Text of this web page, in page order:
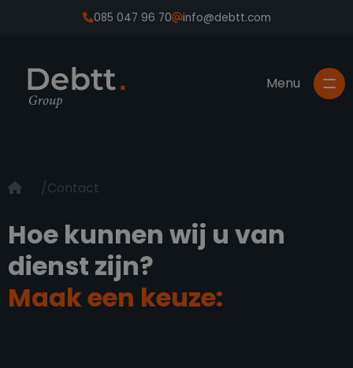
085 047 96 70 info@debtt.com
Contact
Hoe kunnen wij u van
dienst zijn?
Maak een keuze: